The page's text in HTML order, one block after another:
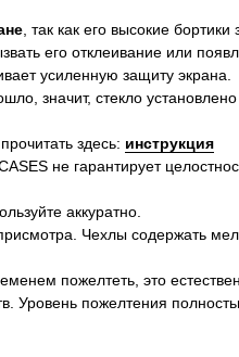
, так как его высокие
его отклеивание или
усиленную защиту экрана.
значит, стекло
здесь: инструкция
не гарантирует
аккуратно.
Чехлы содержать
пожелтеть, это
Уровень пожелтения